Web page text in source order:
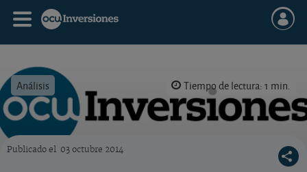
Análisis Tiempo de lectura: 1 min.
Publicado el 03 octubre 2014